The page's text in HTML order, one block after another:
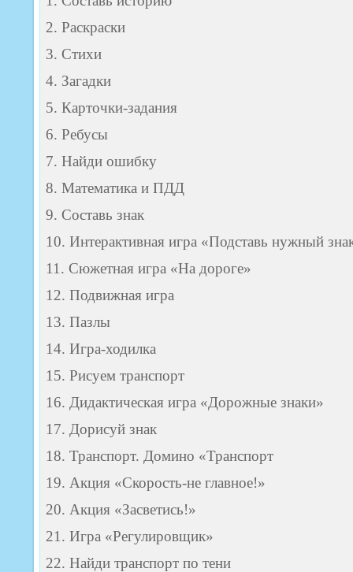
2. Раскраски
3. Стихи
4. Загадки
5. Карточки-задания
6. Ребусы
7. Найди ошибку
8. Математика и ПДД
9. Составь знак
10. Интерактивная игра «Подставь нужный
11. Сюжетная игра «На дороге»
12. Подвижная игра
13. Пазлы
14. Игра-ходилка
15. Рисуем транспорт
16. Дидактическая игра «Дорожные знаки»
17. Дорисуй знак
18. Транспорт. Домино «Транспорт
19. Акция «Скорость-не главное!»
20. Акция «Засветись!»
21. Игра «Регулировщик»
22. Найди транспорт по тени